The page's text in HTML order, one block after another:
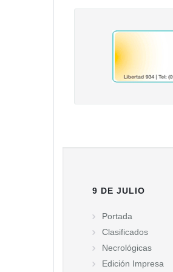
9 DE JULIO
Portada
Clasificados
Necrológicas
Edición Impresa